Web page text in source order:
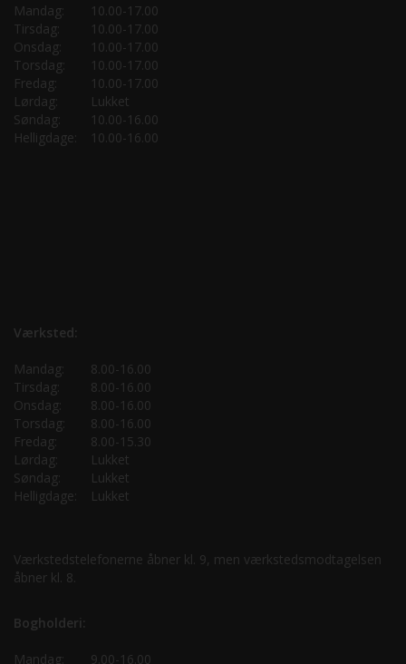
Mandag:
10.00-17.00
Tirsdag:
10.00-17.00
Onsdag:
10.00-17.00
Torsdag:
10.00-17.00
Fredag:
10.00-17.00
Lørdag:
Lukket
Søndag:
10.00-16.00
Helligdage:
10.00-16.00
Værksted:
Mandag:
8.00-16.00
Tirsdag:
8.00-16.00
Onsdag:
8.00-16.00
Torsdag:
8.00-16.00
Fredag:
8.00-15.30
Lørdag:
Lukket
Søndag:
Lukket
Helligdage:
Lukket
Værkstedstelefonerne åbner kl. 9, men værkstedsmodtagelsen
åbner kl. 8.
Bogholderi:
Mandag: 9.00-16.00